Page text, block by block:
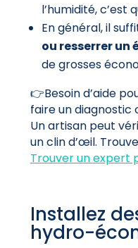
l’humidité, c’est
En général, il
ou resserrer un
de grosses
👉Besoin d’aide
faire un diagnostic
Un artisan peut
un clin d’œil.
Trouver un expert
Installez
hydro-